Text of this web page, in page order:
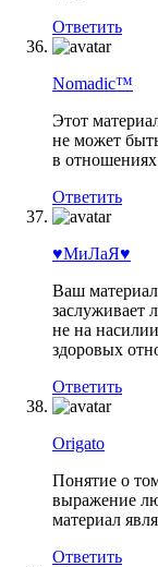
Ответить
Nomadic™
Этот
не может
в
Ответить
♥МиЛаЯ♥
Ваш
заслуживает
не на
здоровых
Ответить
Origato
Понятие о
выражение
материал
Ответить